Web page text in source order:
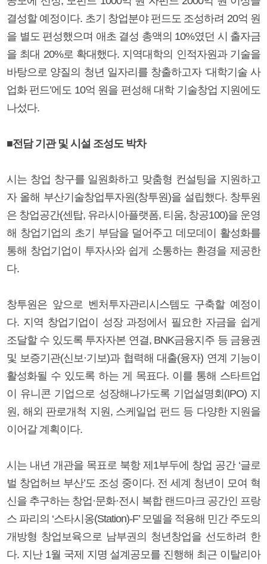
결성할 예정이다. 초기 창업분야 펀드도 조성하려 20억 원
을 별도 편성했으며 애초 결성 총액의 10%였던 시 출자금
을 최대 20%로 확대했다. 지역대학의 인적자원과 기술을
바탕으로 양질의 청년 일자리를 창출하고자 ‘대학기술 사
업화 펀드’에도 10억 원을 편성해 대학 기술창업 지원에도
나섰다.
■전담 기관 및 시설 조성도 박차
시는 창업 창구를 일원화하고 맞춤형 컨설팅을 지원하고
자 올해 부산기술창업투자원(창투원)을 설립했다. 창투원
은 창업공간(센탑, 유라시아플랫폼, 티움, 창공100)을 운영
해 창업기업의 초기 부담을 덜어주고 데모데이 활성화를
통해 창업기업이 투자사와 쉽게 소통하는 환경을 제공한
다.
창투원은 앞으로 벤처투자관리시스템도 구축할 예정이
다. 지역 창업기업이 성장 과정에서 필요한 자금을 쉽게
조달할 수 있도록 투자자본 연결, BNK금융지주 등 금융권
및 보증기관(신보·기보)과 협력해 대출(융자) 연계 기능이
활성화될 수 있도록 하는 게 목표다. 이를 통해 스타트업
이 유니콘 기업으로 성장해나가도록 기업설명회(IPO) 지
원, 해외 판로개척 지원, 스케일업 펀드 등 다양한 지원을
이어갈 계획이다.
시는 내년 개관을 목표로 북항 제1부두에 창업 공간 ‘글로
벌 창업허브 부산’도 조성 중이다. 전 세계 청년이 모여 혁
신을 추구하는 창업·문화·전시 복합 랜드마크 공간인 프랑
스 파리의 ‘스타시옹(Station)-F’ 모델을 적용해 민간 주도의
개방형 창업보육으로 남부권의 청년창업을 선도하려 한
다. 지난 1월 국제 지명 설계공모를 진행해 최근 이탈리아